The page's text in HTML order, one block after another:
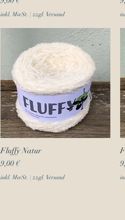
inkl. MwSt. | zzgl. Versand
Schnellansicht
Fluffy Natur
Preis
9,00 €
inkl. MwSt. zzgl. Versand